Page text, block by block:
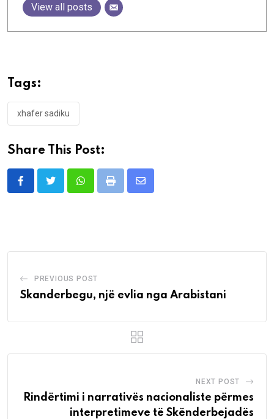
View all posts
Tags:
xhafer sadiku
Share This Post:
WhatsappPrint
Share
PREVIOUS POST
Skanderbegu, një evlia nga Arabistani
NEXT POST
Rindërtimi i narrativës nacionaliste përmes
interpretimeve të Skënderbejadës